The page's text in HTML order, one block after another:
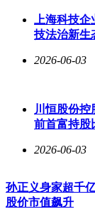
上海科技
技法治新生
2026-06-03
川恒股份
前首富持股
2026-06-03
孙正义身家超千
股价市值飙升